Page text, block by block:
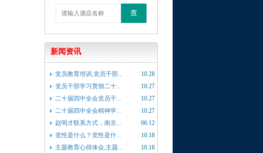
查
新闻资讯
10.28
党员教育培训,党员干部...
10.27
党员干部学习贯彻二十...
10.27
二十届四中全会党员干...
10.27
二十届四中全会精神学...
06.12
赵明才联系方式，南京...
10.18
党性是什么？党性是什...
10.18
主题教育心得体会,主题...